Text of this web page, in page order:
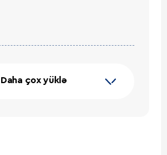
Daha çox yüklə